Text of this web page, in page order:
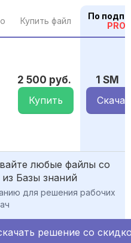
Купить файл
По
PRO
2 500 руб.
Купить
1 SM
любые файлы со
из Базы знаний
для решения рабочих
решение со